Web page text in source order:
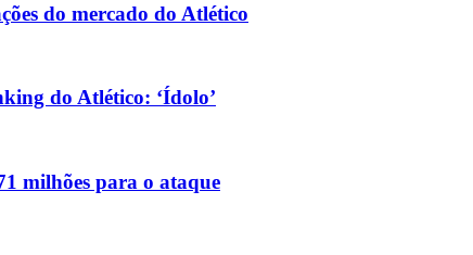
do mercado do Atlético
do Atlético: ‘Ídolo’
milhões para o ataque